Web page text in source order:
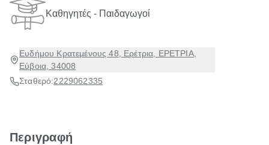
Καθηγητές - Παιδαγωγοί
Ευδήμου Κρατεμένους 48, Ερέτρια, ΕΡΕΤΡΙΑ,
Εύβοια, 34008
Σταθερό:2229062335
Περιγραφή